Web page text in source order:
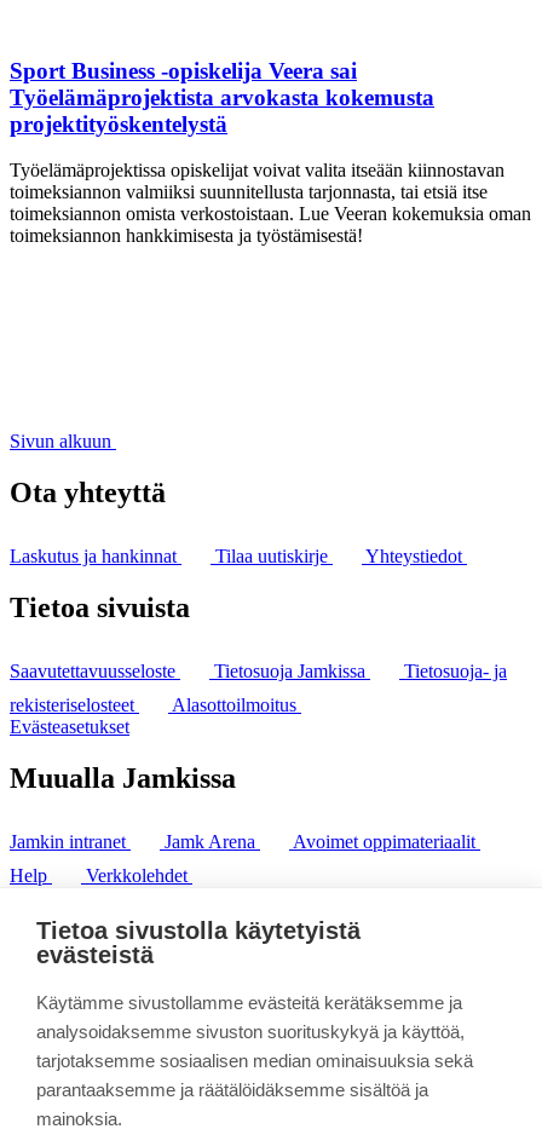
Sport Business -opiskelija Veera sai
Työelämäprojektista arvokasta kokemusta
projektityöskentelystä
Työelämäprojektissa opiskelijat voivat valita itseään kiinnostavan
toimeksiannon valmiiksi suunnitellusta tarjonnasta, tai etsiä itse
toimeksiannon omista verkostoistaan. Lue Veeran kokemuksia oman
toimeksiannon hankkimisesta ja työstämisestä!
Sivun alkuun
Ota yhteyttä
Laskutus ja hankinnat Tilaa uutiskirje Yhteystiedot
Tietoa sivuista
Saavutettavuusseloste Tietosuoja Jamkissa
Tietosuoja- ja
rekisteriselosteet
Alasottoilmoitus
Evästeasetukset
Muualla Jamkissa
Jamkin intranet Jamk Arena
Avoimet oppimateriaalit
Help
Verkkolehdet
puh. +358 20 743 8100
fax. +358 14 449 9694
Tietoa sivustolla käytetyistä
evästeistä
Käytämme sivustollamme evästeitä kerätäksemme ja
analysoidaksemme sivuston suorituskykyä ja käyttöä,
tarjotaksemme sosiaalisen median ominaisuuksia sekä
parantaaksemme ja räätälöidäksemme sisältöä ja
mainoksia.